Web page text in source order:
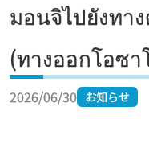
มอนจิไปยังทา
(ทางออกโอซา
2026/06/30 お知らせ